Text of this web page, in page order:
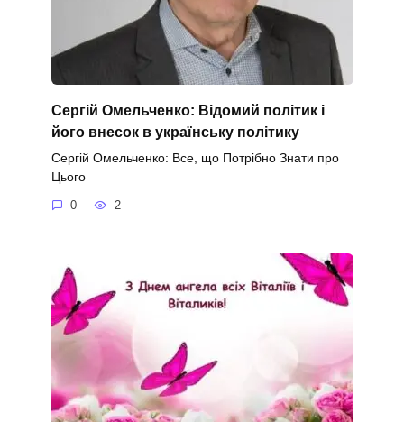
Сергій Омельченко: Відомий політик і
його внесок в українську політику
Сергій Омельченко: Все, що Потрібно Знати про
Цього
0 2